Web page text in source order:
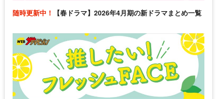
随時更新中！ 【春ドラマ】2026年4月期の新ドラマまとめ一覧